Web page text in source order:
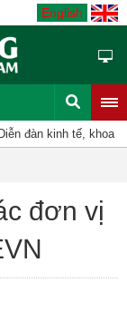
English
đàn kinh tế, khoa
đơn vị